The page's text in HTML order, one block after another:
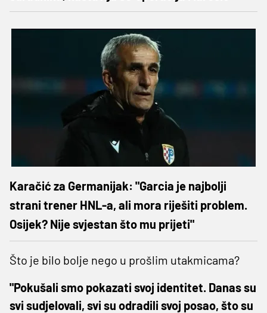
Karačić za Germanijak: "Garcia je najbolji
strani trener HNL-a, ali mora riješiti problem.
Osijek? Nije svjestan što mu prijeti"
Što je bilo bolje nego u prošlim utakmicama?
"Pokušali smo pokazati svoj identitet. Danas su
svi sudjelovali, svi su odradili svoj posao, što su